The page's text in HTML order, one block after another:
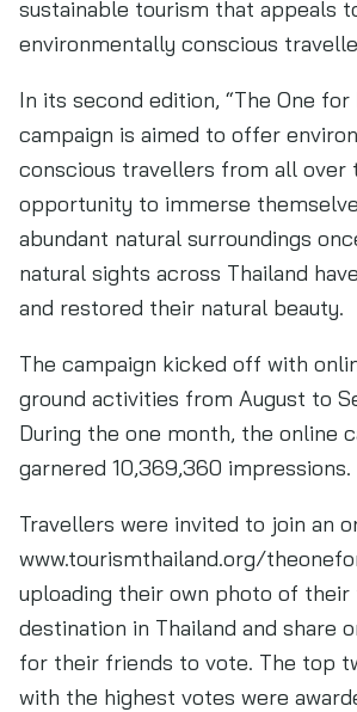
sustainable tourism that appeals
environmentally conscious
In its second edition, “The One for
campaign is aimed to offer
conscious travellers from all over
opportunity to immerse
abundant natural surroundings
natural sights across Thailand
and restored their natural beauty.
The campaign kicked off with
ground activities from August to
During the one month, the online
garnered 10,369,360 impressions.
Travellers were invited to join an
www.tourismthailand.org/
uploading their own photo of
destination in Thailand and share
for their friends to vote. The top
with the highest votes were